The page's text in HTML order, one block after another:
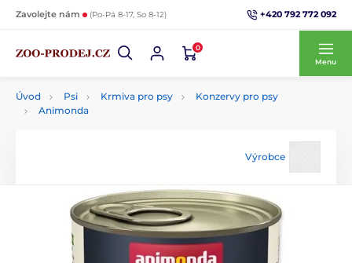
Zavolejte nám (Po-Pá 8-17, So 8-12) +420 792 772 092
0
Menu
Úvod Psi Krmiva pro psy
Konzervy pro psy
Animonda
Výrobce